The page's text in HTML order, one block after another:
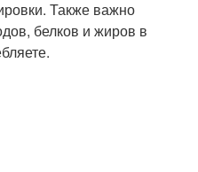
Также важно
белков и жиров в